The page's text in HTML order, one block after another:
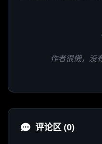
作者很懒，没
评论区 (0)